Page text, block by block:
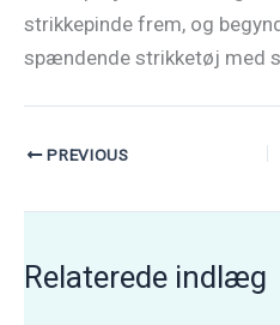
strikkepinde frem, og
spændende strikketøj med
PREVIOUS
Relaterede indlæg